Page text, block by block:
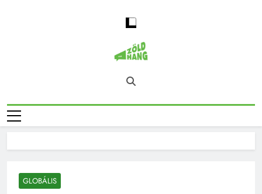
Magyarország
Zöld Hangja
Zöld Hang – Természet, Klímaváltozás,
Fenntarthatóság, Jövő
GLOBÁLIS